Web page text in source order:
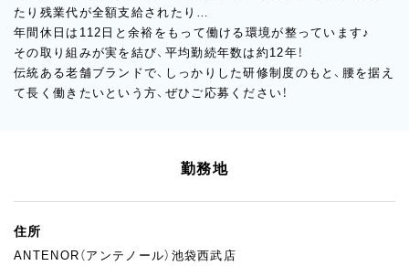
たり残業代が全額支給されたり…
年間休日は112日と余裕をもって働ける環境が整っています♪
その取り組みが実を結び、平均勤続年数は約12年！
伝統ある老舗ブランドで、しっかりした研修制度のもと、腰を据え
て長く働きたいという方、ぜひご応募ください！
勤務地
住所
ANTENOR（アンテノール）池袋西武店